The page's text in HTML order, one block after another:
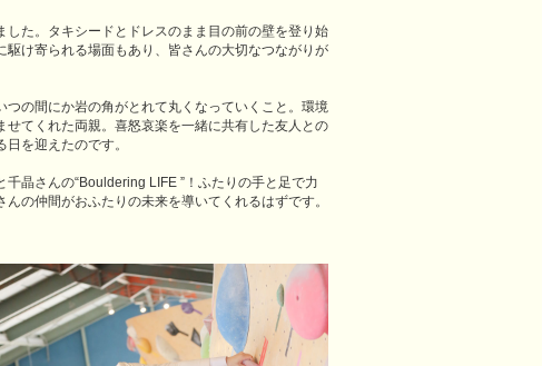
た。タキシードとドレスのまま目の前の壁を登り始
け寄られる場面もあり、皆さんの大切なつながりが
の間にか岩の角がとれて丸くなっていくこと。環境
てくれた両親。喜怒哀楽を一緒に共有した友人との
を迎えたのです。
晶さんの“Bouldering LIFE ”！ふたりの手と足で力
の仲間がおふたりの未来を導いてくれるはずです。